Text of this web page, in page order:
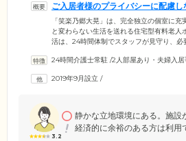
ご入居者様のプライバシーに配慮し
ご提供しています
「笑楽乃郷大晃」は、完全独立の個室に
と変わらない生活を送れる住宅型有料老人
活は、24時間体制でスタッフが見守り、
もご対応が可能。褥そうや床ずれ、ストー
てらっしゃる方も、まずはお気軽に問い合
けます。
24時間介護士常駐 /2人部屋あり・夫婦入居
2019年9月設立 /
3.2
静かな立地環境にある。施設
経済的に余裕のある方は利用